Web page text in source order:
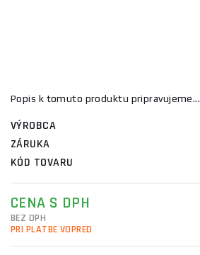
Popis k tomuto produktu pripravujeme...
VÝROBCA
ZÁRUKA
KÓD TOVARU
CENA S DPH
BEZ DPH
PRI PLATBE VOPRED